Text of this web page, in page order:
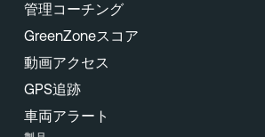
管理コーチング
GreenZoneスコア
動画アクセス
GPS追跡
車両アラート